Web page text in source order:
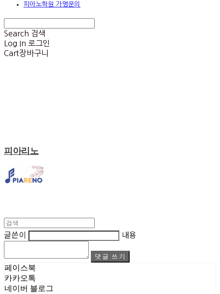
피아노학원 가맹문의
Search 검색
Log In 로그인
Cart장바구니
피아리노
글쓴이 내용
댓글 쓰기
페이스북
카카오톡
네이버 블로그